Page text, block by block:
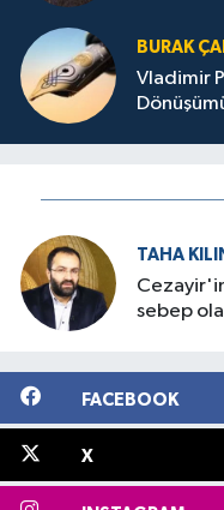
BURAK
Vladimir
TAHA
sebep
FACEBOOK
X